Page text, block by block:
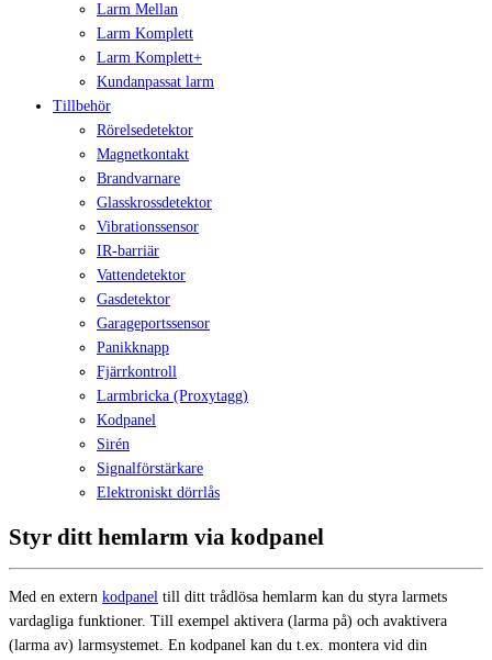
Larm Mellan
Larm Komplett
Larm Komplett+
Kundanpassat larm
Tillbehör
Rörelsedetektor
Magnetkontakt
Brandvarnare
Glasskrossdetektor
Vibrationssensor
IR-barriär
Vattendetektor
Gasdetektor
Garageportssensor
Panikknapp
Fjärrkontroll
Larmbricka (Proxytagg)
Kodpanel
Sirén
Signalförstärkare
Elektroniskt dörrlås
Styr ditt hemlarm via kodpanel
Med en extern kodpanel till ditt trådlösa hemlarm kan du styra larmets
vardagliga funktioner. Till exempel aktivera (larma på) och avaktivera
(larma av) larmsystemet. En kodpanel kan du t.ex. montera vid din